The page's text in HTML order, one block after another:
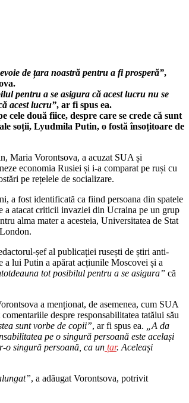
de țara noastră pentru a fi prosperă”,
pentru a se asigura că acest lucru nu se
acest lucru”, ar fi spus ea.
cele două fiice, despre care se crede că sunt
soții, Lyudmila Putin, o fostă însoțitoare de
Maria Vorontsova, a acuzat SUA și
economia Rusiei și i-a comparat pe ruși cu
pe rețelele de socializare.
a fost identificată ca fiind persoana din spatele
a atacat criticii invaziei din Ucraina pe un grup
alma mater a acesteia, Universitatea de Stat
șef al publicației rusești de știri anti-
lui Putin a apărat acțiunile Moscovei și a
tot posibilul pentru a se asigura” că
a menționat, de asemenea, cum SUA
despre responsabilitatea tatălui său
sunt vorbe de copii”, ar fi spus ea.
„A da
pe o singură persoană este același
o singură persoană, ca un țar. Aceleași
, a adăugat Vorontsova, potrivit